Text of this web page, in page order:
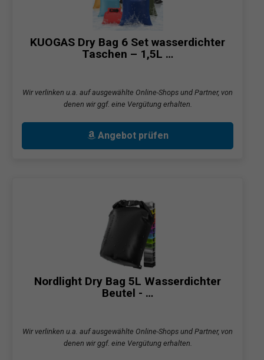
KUOGAS Dry Bag 6 Set wasserdichter
Taschen – 1,5L …
Wir verlinken u.a. auf ausgewählte Online-Shops und Partner, von
denen wir ggf. eine Vergütung erhalten.
Angebot prüfen
Nordlight Dry Bag 5L Wasserdichter
Beutel - …
Wir verlinken u.a. auf ausgewählte Online-Shops und Partner, von
denen wir ggf. eine Vergütung erhalten.